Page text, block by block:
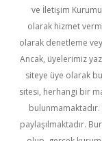
ve İletişim Kurumu
olarak hizmet
olarak denetleme
Ancak, üyelerimiz
siteye üye olarak
sitesi, herhangi bir
bulunmamaktadır.
paylaşılmaktadır.